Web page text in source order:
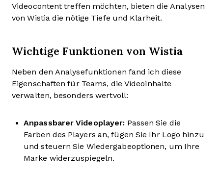
Videocontent treffen möchten, bieten die Analysen
von Wistia die nötige Tiefe und Klarheit.
Wichtige Funktionen von Wistia
Neben den Analysefunktionen fand ich diese
Eigenschaften für Teams, die Videoinhalte
verwalten, besonders wertvoll:
Anpassbarer Videoplayer: Passen Sie die
Farben des Players an, fügen Sie Ihr Logo hinzu
und steuern Sie Wiedergabeoptionen, um Ihre
Marke widerzuspiegeln.